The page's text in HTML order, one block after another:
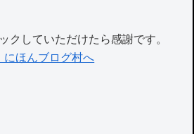
クしていただけたら感謝です。